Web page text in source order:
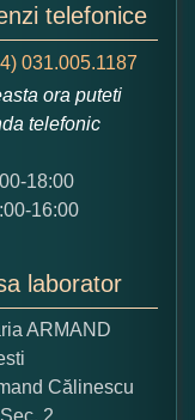
telefonice
031.005.1187
ora puteti
telefonic
18:00
16:00
laborator
ARMAND
Călinescu
2